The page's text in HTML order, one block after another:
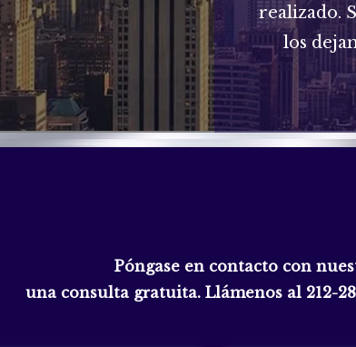
realizado.
los
Póngase en contacto con
una consulta gratuita. Llámenos al 212-